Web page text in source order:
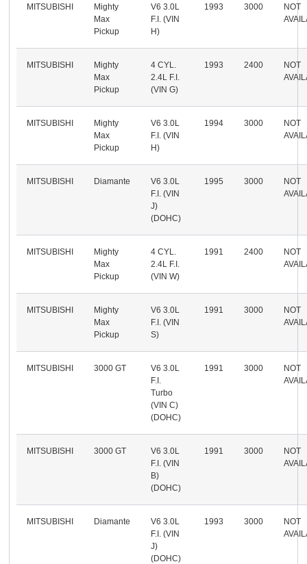
MITSUBISHI
Mighty
Max
Pickup
V6 3.0L
F.I. (VIN
H)
1993 3000
NOT
MITSUBISHI
Mighty
Max
Pickup
4 CYL.
2.4L F.I.
(VIN G)
1993 2400
NOT
MITSUBISHI
Mighty
Max
Pickup
V6 3.0L
F.I. (VIN
H)
1994 3000
NOT
MITSUBISHI Diamante
V6 3.0L
F.I. (VIN
J)
(DOHC)
1995 3000
NOT
MITSUBISHI
Mighty
Max
Pickup
4 CYL.
2.4L F.I.
(VIN W)
1991 2400
NOT
MITSUBISHI
Mighty
Max
Pickup
V6 3.0L
F.I. (VIN
S)
1991 3000
NOT
MITSUBISHI 3000 GT
V6 3.0L
F.I.
Turbo
(VIN C)
(DOHC)
1991 3000
NOT
MITSUBISHI 3000 GT
V6 3.0L
F.I. (VIN
B)
(DOHC)
1991 3000
NOT
MITSUBISHI Diamante
V6 3.0L
F.I. (VIN
J)
(DOHC)
1993 3000
NOT